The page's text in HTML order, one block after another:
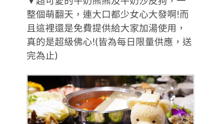
整個萌翻天，連大口都少女心大發啊!而
且這裡還是免費提供給大家加湯使用，
真的是超級佛心!(皆為每日限量供應，送
完為止)